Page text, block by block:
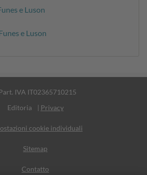
e Luson
e Luson
IVA IT02365710215
Editoria
| Privacy
cookie individuali
Sitemap
Contatto